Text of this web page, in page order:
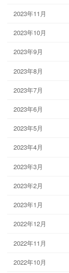
2023年11月
2023年10月
2023年9月
2023年8月
2023年7月
2023年6月
2023年5月
2023年4月
2023年3月
2023年2月
2023年1月
2022年12月
2022年11月
2022年10月